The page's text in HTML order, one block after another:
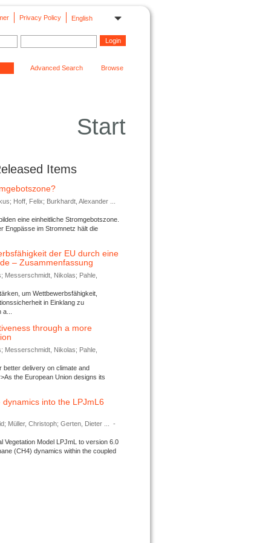
English
Privacy Policy
Advanced Search Browse
Start
Items
Hoff, Felix; Burkhardt, Alexander ...
eine einheitliche Stromgebotszone.
Engpässe im Stromnetz hält die
der EU durch eine
– Zusammenfassung
Messerschmidt, Nikolas; Pahle,
um Wettbewerbsfähigkeit,
in Einklang zu
through a more
Messerschmidt, Nikolas; Pahle,
better delivery on climate and
the European Union designs its
into the LPJmL6
Müller, Christoph; Gerten, Dieter ... -
Vegetation Model LPJmL to version 6.0
(CH4) dynamics within the coupled